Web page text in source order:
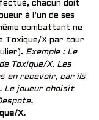
chacun doit
à l’un de ses
combattant ne
Toxique/X par tour
Exemple : Le
Toxique/X. Les
en recevoir, car ils
Le joueur choisit
X.